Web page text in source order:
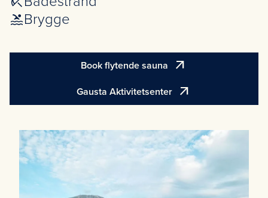
Brygge
Book flytende sauna arrow_outward
Gausta Aktivitetsenter arrow_outward